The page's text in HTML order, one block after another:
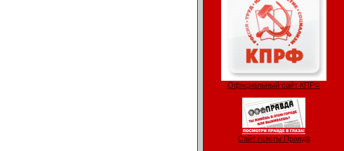
Официальный сайт КПРФ
Сайт газеты Правда